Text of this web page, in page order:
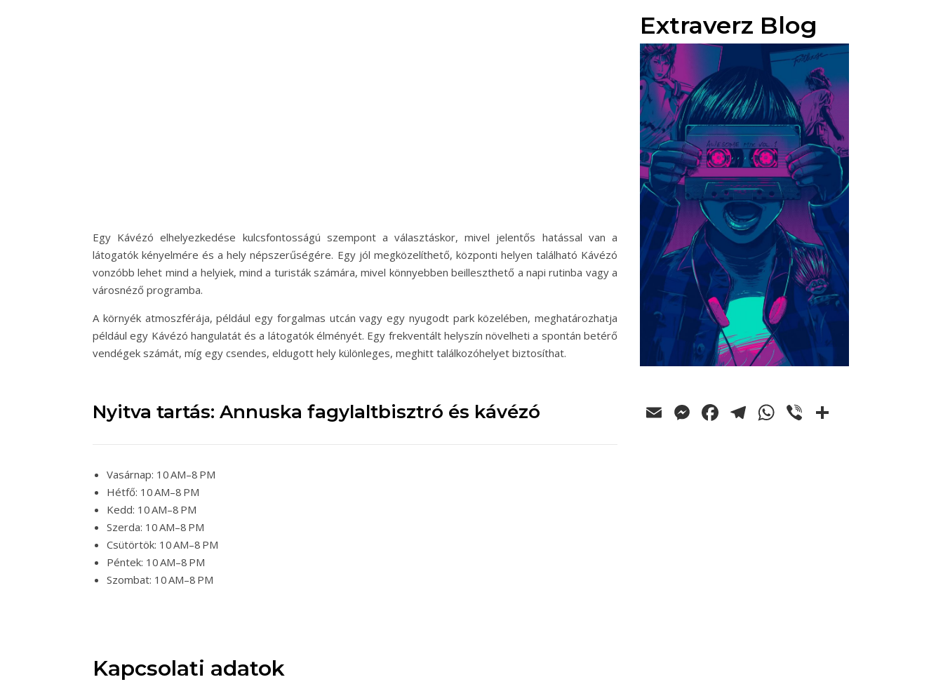
Egy Kávézó elhelyezkedése kulcsfontosságú szempont a választáskor, mivel jelentős hatással van a
látogatók kényelmére és a hely népszerűségére. Egy jól megközelíthető, központi helyen található Kávézó
vonzóbb lehet mind a helyiek, mind a turisták számára, mivel könnyebben beilleszthető a napi rutinba vagy a
városnéző programba.
A környék atmoszférája, például egy forgalmas utcán vagy egy nyugodt park közelében, meghatározhatja
például egy Kávézó hangulatát és a látogatók élményét. Egy frekventált helyszín növelheti a spontán betérő
vendégek számát, míg egy csendes, eldugott hely különleges, meghitt találkozóhelyet biztosíthat.
Nyitva tartás: Annuska fagylaltbisztró és kávézó
Vasárnap: 10 AM–8 PM
Hétfő: 10 AM–8 PM
Kedd: 10 AM–8 PM
Szerda: 10 AM–8 PM
Csütörtök: 10 AM–8 PM
Péntek: 10 AM–8 PM
Szombat: 10 AM–8 PM
Kapcsolati adatok
Extraverz Blog
EmailMessenger
Facebook
Telegram
WhatsApp
Viber